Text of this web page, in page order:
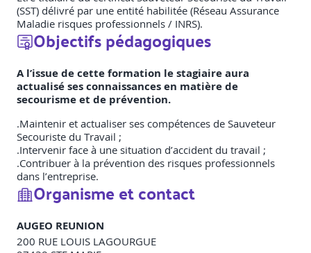
(SST) délivré par une entité habilitée (Réseau Assurance
Maladie risques professionnels / INRS).
Objectifs pédagogiques
A l’issue de cette formation le stagiaire aura
actualisé ses connaissances en matière de
secourisme et de prévention.
.Maintenir et actualiser ses compétences de Sauveteur
Secouriste du Travail ;
.Intervenir face à une situation d’accident du travail ;
.Contribuer à la prévention des risques professionnels
dans l’entreprise.
Organisme et contact
AUGEO REUNION
200 RUE LOUIS LAGOURGUE